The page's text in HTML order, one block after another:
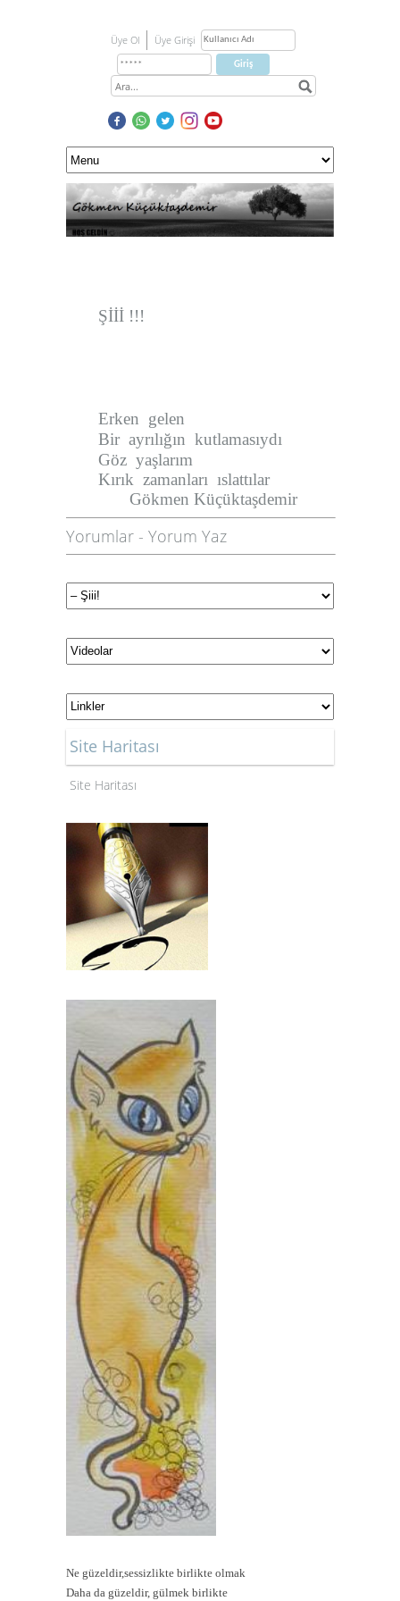
Üye Ol Üye Girişi
Şİİİ !!!
Erken
gelen
Bir ayrılığın kutlamasıydı
Göz yaşlarım
Kırık zamanları ıslattılar
Gökmen Küçüktaşdemir
Yorumlar - Yorum Yaz
Site Haritası
Site Haritası
Ne güzeldir,sessizlikte birlikte olmak
Daha da güzeldir, gülmek birlikte